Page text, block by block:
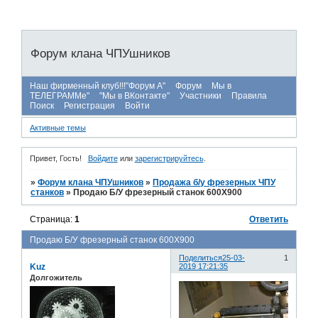
Форум клана ЧПУшников
Наш фирменный клуб!!!"Форум А" Форум
Мы в
ТЕЛЕГРАММе"
"Мы в ВКонтакте" Участники
Правила
Поиск
Регистрация Войти
Активные темы
Привет, Гость! Войдитеили зарегистрируйтесь.
»Форум клана ЧПУшников » Продажа б/у фрезерных ЧПУ
станков » Продаю Б/У фрезерный станок 600Х900
Продаю Б/У фрезерный станок 600Х900
Страница:1 Ответить
Поделиться 1
25-03-
2019 17:21:35
Kuz
Долгожитель